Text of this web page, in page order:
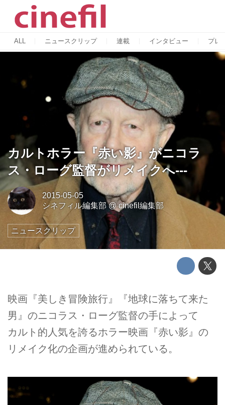
ALL ニュースクリップ 連載 インタビュー プレ
カルトホラー『赤い影』がニコラ
ス・ローグ監督がリメイクへ---
2015-05-05
シネフィル編集部@cinefil編集部
ニュースクリップ
映画『美しき冒険旅行』『地球に落ちて来た
男』のニコラス・ローグ監督の手によって
カルト的人気を誇るホラー映画『赤い影』の
リメイク化の企画が進められている。